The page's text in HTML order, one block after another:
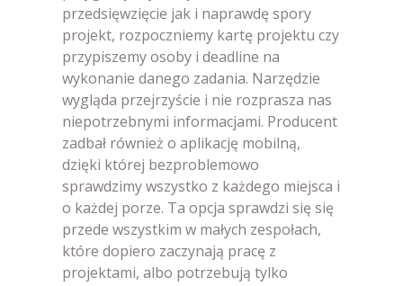
przedsięwzięcie jak i naprawdę spory
projekt, rozpoczniemy kartę projektu czy
przypiszemy osoby i deadline na
wykonanie danego zadania. Narzędzie
wygląda przejrzyście i nie rozprasza nas
niepotrzebnymi informacjami. Producent
zadbał również o aplikację mobilną,
dzięki której bezproblemowo
sprawdzimy wszystko z każdego miejsca i
o każdej porze. Ta opcja sprawdzi się się
przede wszystkim w małych zespołach,
które dopiero zaczynają pracę z
projektami, albo potrzebują tylko